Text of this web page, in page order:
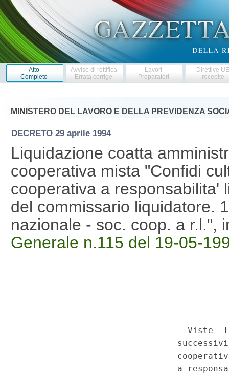
Atto
Completo
Avviso di rettifica
Errata corrige
Lavori
Preparatori
Direttive
recepite
MINISTERO DEL LAVORO E DELLA PREVIDENZA
DECRETO 29 aprile 1994
Liquidazione coatta
cooperativa mista "Confidi
cooperativa a responsabilita'
del commissario liquidatore.
nazionale - soc. coop. a r.l.",
Generale n.115 del 19-05-